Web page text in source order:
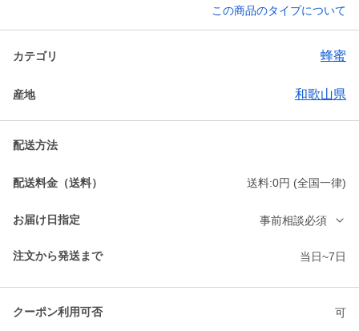
この商品のタイプについて
カテゴリ 蜂蜜
産地 和歌山県
配送方法
配送料金（送料） 送料:0円 (全国一律)
お届け日指定 事前相談必須
注文から発送まで 当日~7日
クーポン利用可否 可